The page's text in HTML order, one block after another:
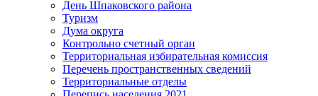
День Шпаковского района
Туризм
Дума округа
Контрольно счетный орган
Территориальная избирательная комиссия
Перечень пространственных сведений
Территориальные отделы